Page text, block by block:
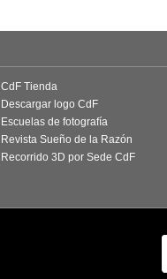
CdF Tienda
Descargar logo CdF
Escuelas de fotografía
Revista Sueño de la Razón
Recorrido 3D por Sede CdF